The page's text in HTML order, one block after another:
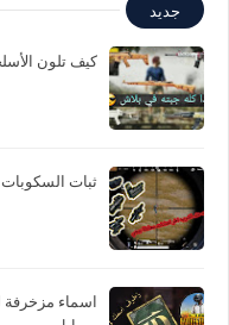
جديد
كيف تلون
ثبات
اسماء